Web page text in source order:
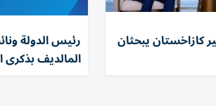
كازاخستان يبحثان رئيس الدولة
المالديف بذكرى